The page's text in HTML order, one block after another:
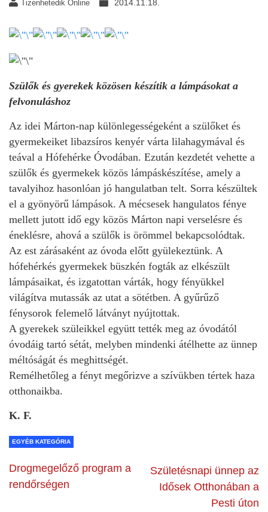
Tizenhetedik Online 2014.11.18.
Szülők és gyerekek közösen készítik a lámpásokat a
felvonuláshoz
Az idei Márton-nap különlegességeként a szülőket és
gyermekeiket libazsíros kenyér várta lilahagymával és
teával a Hófehérke Óvodában. Ezután kezdetét vehette a
szülők és gyermekek közös lámpáskészítése, amely a
tavalyihoz hasonlóan jó hangulatban telt. Sorra készültek
el a gyönyörű lámpások. A mécsesek hangulatos fénye
mellett jutott idő egy közös Márton napi verselésre és
éneklésre, ahová a szülők is örömmel bekapcsolódtak.
Az est zárásaként az óvoda előtt gyülekeztünk. A
hófehérkés gyermekek büszkén fogták az elkészült
lámpásaikat, és izgatottan várták, hogy fényükkel
világítva mutassák az utat a sötétben. A gyűrűző
fénysorok felemelő látványt nyújtottak.
A gyerekek szüleikkel együtt tették meg az óvodától
óvodáig tartó sétát, melyben mindenki átélhette az ünnep
méltóságát és meghittségét.
Remélhetőleg a fényt megőrizve a szívükben tértek haza
otthonaikba.
K. F.
EGYÉB KATEGÓRIA
Drogmegelőző program a
rendőrségen
Születésnapi ünnep az
Idősek Otthonában a
Pesti úton